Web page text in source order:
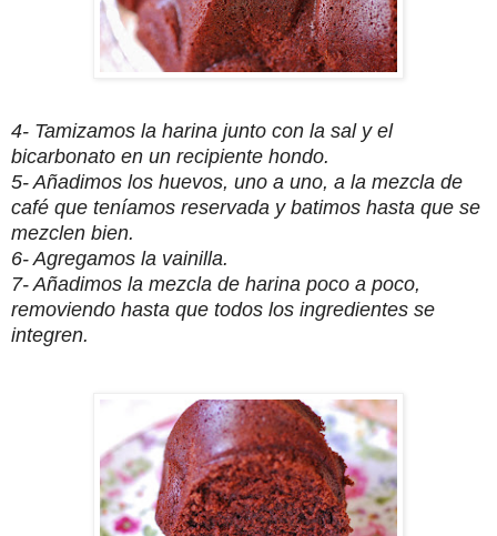
4- Tamizamos la harina junto con la sal y el
bicarbonato en un recipiente hondo.
5- Añadimos los huevos, uno a uno, a la mezcla de
café que teníamos reservada y batimos hasta que se
mezclen bien.
6- Agregamos la vainilla.
7- Añadimos la mezcla de harina poco a poco,
removiendo hasta que todos los ingredientes se
integren.